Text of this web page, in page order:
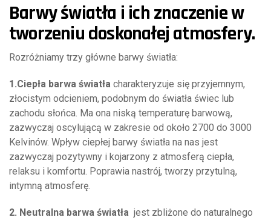
Barwy światła i ich znaczenie w
tworzeniu doskonałej atmosfery.
Rozróżniamy trzy główne barwy światła:
1.Ciepła barwa światła charakteryzuje się przyjemnym,
złocistym odcieniem, podobnym do światła świec lub
zachodu słońca. Ma ona niską temperaturę barwową,
zazwyczaj oscylującą w zakresie od około 2700 do 3000
Kelvinów. Wpływ ciepłej barwy światła na nas jest
zazwyczaj pozytywny i kojarzony z atmosferą ciepła,
relaksu i komfortu. Poprawia nastrój, tworzy przytulną,
intymną atmosferę.
2. Neutralna barwa światła jest zbliżone do naturalnego